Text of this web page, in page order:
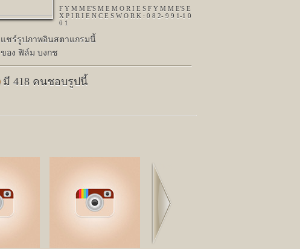
F Y M M E'S M E M O R I E S F Y M M E'S E
X P I R I E N C E S W O R K : 0 8 2- 9 9 1-1 0
0 1
แชร์รูปภาพอินสตาแกรมนี้
ของ ฟิล์ม บงกช
มี 418 คนชอบรูปนี้